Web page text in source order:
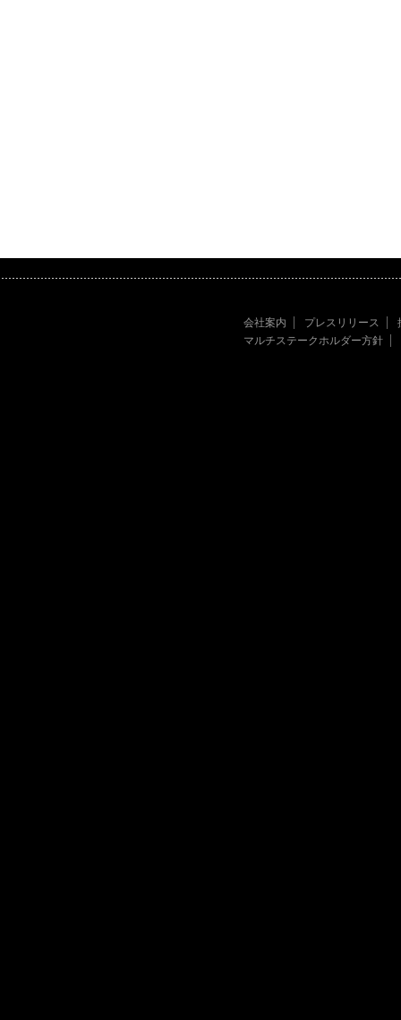
会社案内 プレスリリース
マルチステークホルダー方針